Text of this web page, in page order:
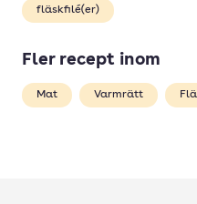
fläskfilé(er)
Fler recept inom
Mat Varmrätt